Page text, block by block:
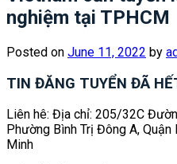
nghiệm tại TPHCM
Posted on June 11, 2022 by
TIN ĐĂNG TUYỂN ĐÃ
Liên hê: Địa chỉ: 205/32C
Phường Bình Trị Đông A, Quận
Minh